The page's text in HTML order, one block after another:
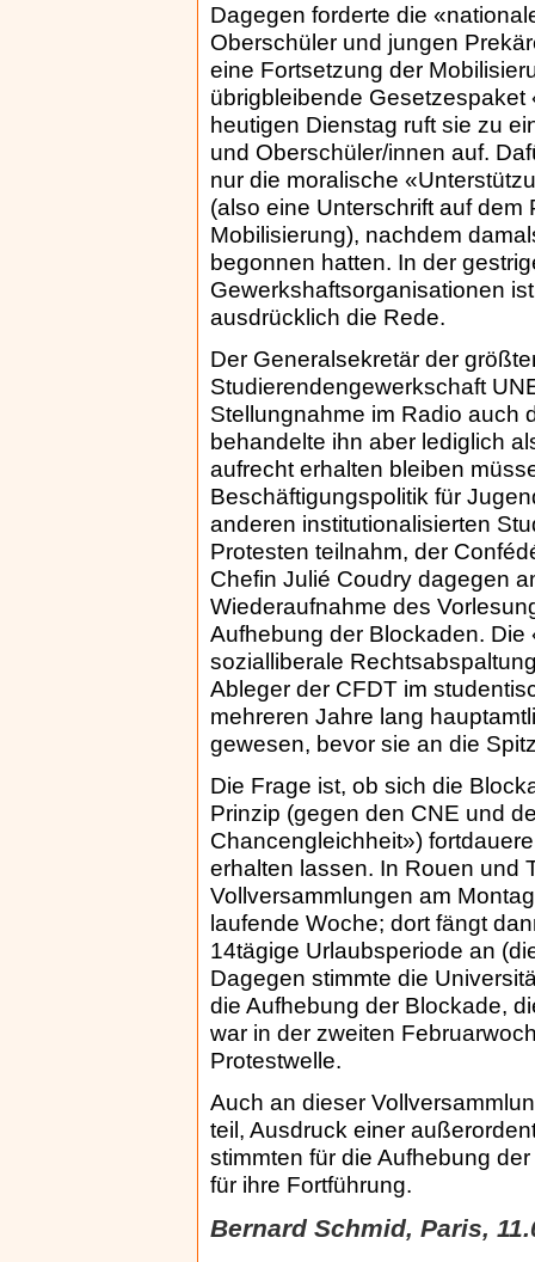
Dagegen forderte die
Oberschüler und jungen
eine Fortsetzung der
übrigbleibende
heutigen Dienstag ruft sie zu
und Oberschüler/innen auf.
nur die moralische
(also eine Unterschrift auf
Mobilisierung), nachdem
begonnen hatten. In der
Gewerkshaftsorganisationen
ausdrücklich die Rede.
Der Generalsekretär der
Studierendengewerkschaft
Stellungnahme im Radio auch
behandelte ihn aber lediglich
aufrecht erhalten bleiben
Beschäftigungspolitik für
anderen institutionalisierten
Protesten teilnahm, der
Chefin Julié Coudry dagegen
Wiederaufnahme des
Aufhebung der Blockaden.
sozialliberale
Ableger der CFDT im
mehreren Jahre lang
gewesen, bevor sie an die
Die Frage ist, ob sich die
Prinzip (gegen den CNE und
Chancengleichheit»)
erhalten lassen. In Rouen und
Vollversammlungen am
laufende Woche; dort fängt
14tägige Urlaubsperiode an
Dagegen stimmte die
die Aufhebung der Blockade,
war in der zweiten
Protestwelle.
Auch an dieser
teil, Ausdruck einer
stimmten für die Aufhebung
für ihre Fortführung.
Bernard Schmid, Paris,